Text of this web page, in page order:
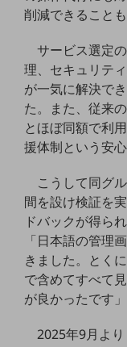
サステナビリティレポー
経営情報
経営情報TOP
決算公告
電子公告
基礎的電気通信役務損益
採用情報
採用情報TOP
新卒採用
経験者採用
障がい者採用
人材育成制度
削減できること
サービス選定
理、セキュリテ
が一気に解決で
た。また、従来
とほぼ同額で利
援体制という安
こうして同グ
間を設け検証を
ドバックが得ら
「日本語の管理
きました。とく
で含めてすべて
が良かったです」
2025年9月よ